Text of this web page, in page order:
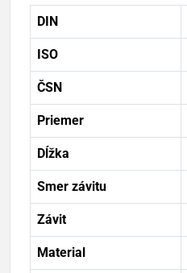
DIN
ISO
ČSN
Priemer
Dĺžka
Smer závitu
Závit
Material